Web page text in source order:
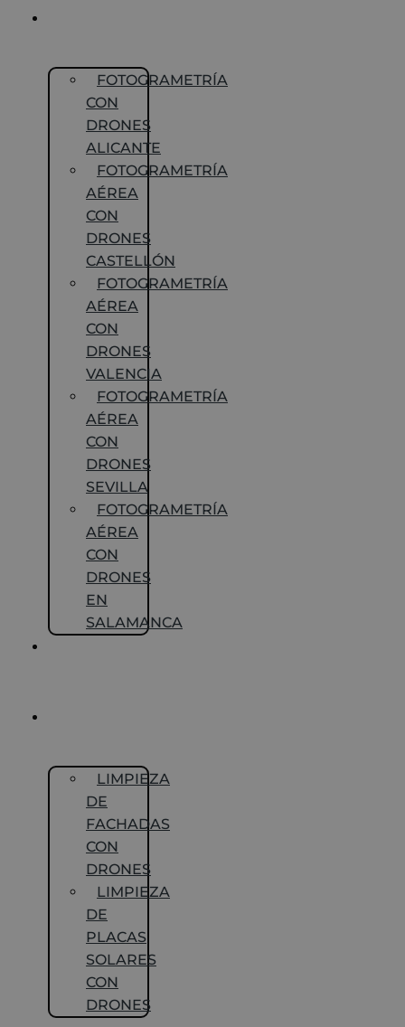
FOTOGRAMETRÍA
CON
DRONES
ALICANTE
FOTOGRAMETRÍA
AÉREA
CON
DRONES
CASTELLÓN
FOTOGRAMETRÍA
AÉREA
CON
DRONES
VALENCIA
FOTOGRAMETRÍA
AÉREA
CON
DRONES
SEVILLA
FOTOGRAMETRÍA
AÉREA
CON
DRONES
EN
SALAMANCA
LIMPIEZA
DE
FACHADAS
CON
DRONES
LIMPIEZA
DE
PLACAS
SOLARES
CON
DRONES